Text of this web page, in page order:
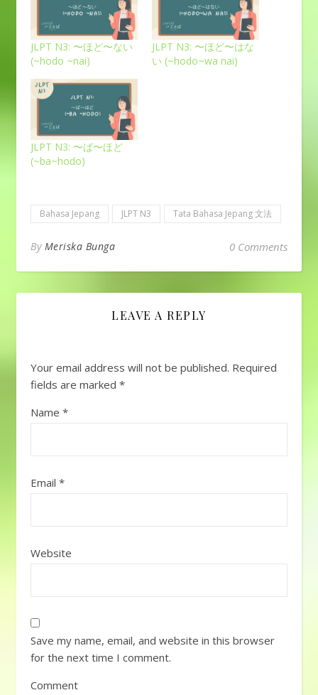
JLPT N3: 〜ほど〜ない
(~hodo ~nai)
JLPT N3: 〜ほど〜はな
い (~hodo~wa nai)
JLPT N3: 〜ば〜ほど
(~ba~hodo)
Bahasa Jepang JLPT N3 Tata Bahasa Jepang 文法
By Meriska Bunga 0 Comments
LEAVE A REPLY
Your email address will not be published. Required
fields are marked *
Name *
Email *
Website
Save my name, email, and website in this browser
for the next time I comment.
Comment